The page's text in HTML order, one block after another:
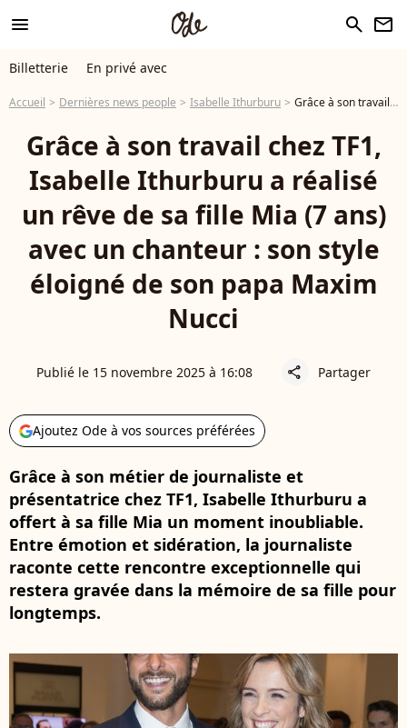
menu search newsletter
Billetterie En privé avec
Accueil Dernières news people Isabelle Ithurburu Grâce à son travail chez TF1, Isabelle Ithurburu a réalisé un rêve de sa fille Mia (7 ans) avec un chanteur : son style éloigné de son papa Maxim Nucci
Grâce à son travail chez TF1,
Isabelle Ithurburu a réalisé
un rêve de sa fille Mia (7 ans)
avec un chanteur : son style
éloigné de son papa Maxim
Nucci
Publié le 15 novembre 2025 à 16:08 share Partager
Ajoutez Ode à vos sources préférées
Grâce à son métier de journaliste et
présentatrice chez TF1, Isabelle Ithurburu a
offert à sa fille Mia un moment inoubliable.
Entre émotion et sidération, la journaliste
raconte cette rencontre exceptionnelle qui
restera gravée dans la mémoire de sa fille pour
longtemps.